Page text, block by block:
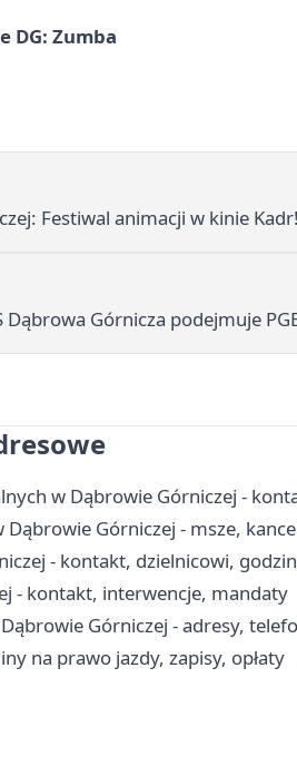
DG: Zumba
Festiwal animacji w kinie Kadr!
Dąbrowa Górnicza podejmuje
w Dąbrowie Górniczej -
Dąbrowie Górniczej - msze,
- kontakt, dzielnicowi,
- kontakt, interwencje, mandaty
Górniczej - adresy,
na prawo jazdy, zapisy, opłaty